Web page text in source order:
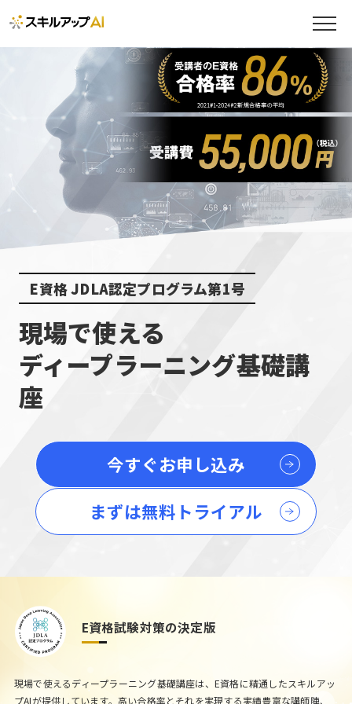
E資格 JDLA認定プログラム第1号
現場で使える
ディープラーニング基礎講
座
今すぐお申し込み
まずは無料トライアル
E資格試験対策の決定版
現場で使えるディープラーニング基礎講座は、E資格に精通したスキルアッ
プAIが提供しています。高い合格率とそれを実現する実績豊富な講師陣、